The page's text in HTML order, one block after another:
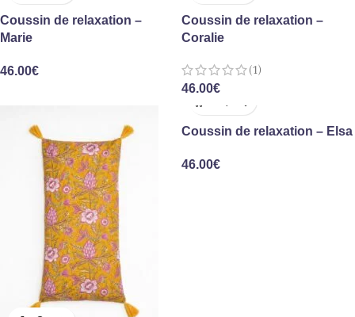
Coussin de relaxation –
Marie
46.00€
Coussin de relaxation –
Coralie
(1)
46.00€
Coussin de relaxation – Elsa
46.00€